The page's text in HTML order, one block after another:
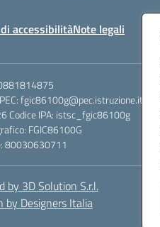
accessibilitàNote legali
fgic86100g@pec.istruzione.it
Codice IPA: istsc_fgic86100g
FGIC86100G
80030630711
by 3D Solution S.r.l.
by Designers Italia